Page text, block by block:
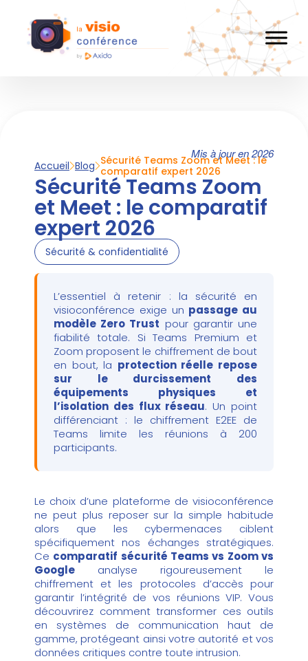
Mis à jour en 2026
Accueil Blog Sécurité Teams Zoom et Meet : le
comparatif expert 2026
Sécurité Teams Zoom
et Meet : le comparatif
expert 2026
Sécurité & confidentialité
L’essentiel à retenir : la sécurité en
visioconférence exige un passage au
modèle Zero Trust pour garantir une
fiabilité totale. Si Teams Premium et
Zoom proposent le chiffrement de bout
en bout, la protection réelle repose
sur le durcissement des
équipements physiques et
l’isolation des flux réseau. Un point
différenciant : le chiffrement E2EE de
Teams limite les réunions à 200
participants.
Le choix d’une plateforme de visioconférence
ne peut plus reposer sur la simple habitude
alors que les cybermenaces ciblent
spécifiquement nos échanges stratégiques.
Ce comparatif sécurité Teams vs Zoom vs
Google analyse rigoureusement le
chiffrement et les protocoles d’accès pour
garantir l’intégrité de vos réunions VIP. Vous
découvrirez comment transformer ces outils
en systèmes de communication haut de
gamme, protégeant ainsi votre autorité et vos
données critiques contre toute intrusion.